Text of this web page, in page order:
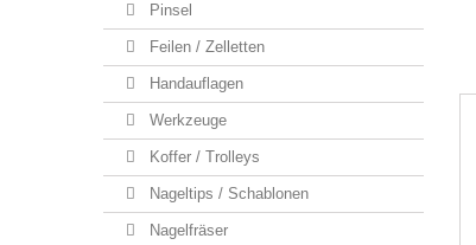
Pinsel
Feilen / Zelletten
Handauflagen
Werkzeuge
Koffer / Trolleys
Nageltips / Schablonen
Nagelfräser